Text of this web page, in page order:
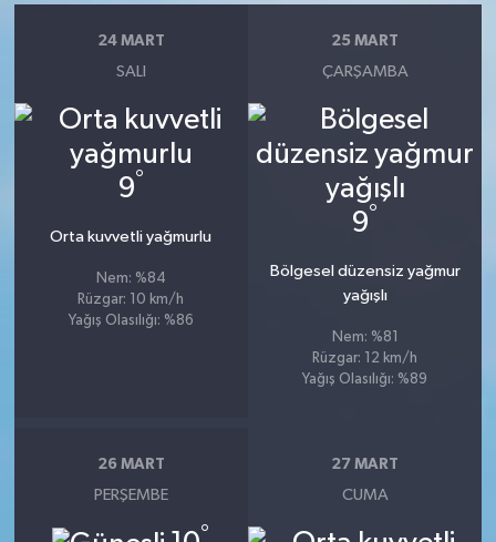
24 MART
SALI
9°
Orta kuvvetli yağmurlu
Nem: %84
Rüzgar: 10 km/h
Yağış Olasılığı: %86
25 MART
ÇARŞAMBA
9°
Bölgesel düzensiz yağmur
yağışlı
Nem: %81
Rüzgar: 12 km/h
Yağış Olasılığı: %89
26 MART
PERŞEMBE
°
27 MART
CUMA